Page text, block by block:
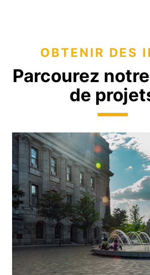
OBTENIR DES
Parcourez
de